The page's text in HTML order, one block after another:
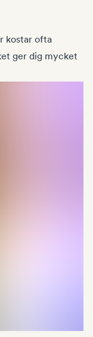
kostar ofta
ger dig mycket